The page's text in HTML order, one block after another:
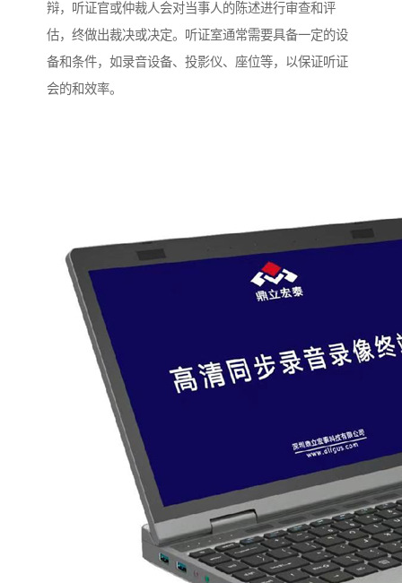
辩，听证官或仲裁人会对当事人的陈述进行审查和评
估，终做出裁决或决定。听证室通常需要具备一定的设
备和条件，如录音设备、投影仪、座位等，以保证听证
会的和效率。